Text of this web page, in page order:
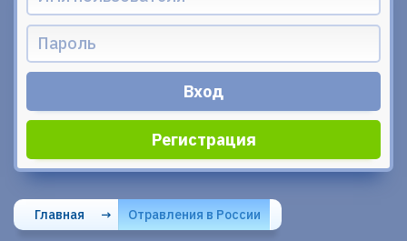
Регистрация
Главная → Отравления в России